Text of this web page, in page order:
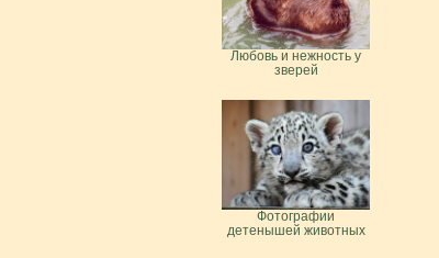
Любовь и нежность у
зверей
Фотографии
детенышей животных